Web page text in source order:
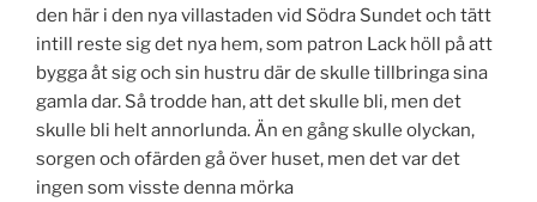
den här i den nya villastaden vid Södra Sundet och tätt
intill reste sig det nya hem, som patron Lack höll på att
bygga åt sig och sin hustru där de skulle tillbringa sina
gamla dar. Så trodde han, att det skulle bli, men det
skulle bli helt annorlunda. Än en gång skulle olyckan,
sorgen och ofärden gå över huset, men det var det
ingen som visste denna mörka